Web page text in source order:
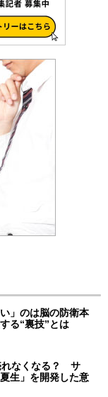
」のは脳の防衛本
る“裏技”とは
れなくなる？ サ
生」を開発した意